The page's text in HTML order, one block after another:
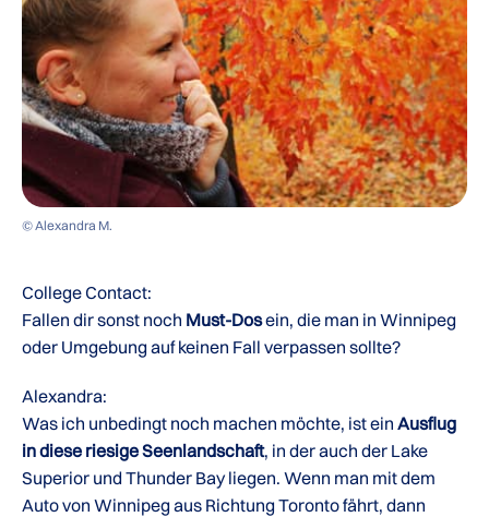
© Alexandra M.
College Contact:
Fallen dir sonst noch Must-Dosein, die man in Winnipeg
oder Umgebung auf keinen Fall verpassen sollte?
Alexandra:
Was ich unbedingt noch machen möchte, ist ein Ausflug
in diese riesige Seenlandschaft, in der auch der Lake
Superior und Thunder Bay liegen. Wenn man mit dem
Auto von Winnipeg aus Richtung Toronto fährt, dann